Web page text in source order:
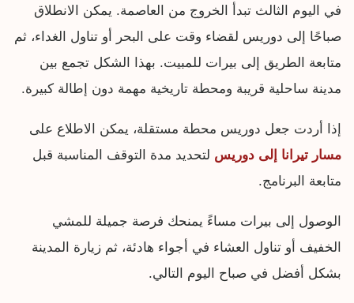
في اليوم الثالث تبدأ الخروج من العاصمة. يمكن الانطلاق
صباحًا إلى دوريس لقضاء وقت على البحر أو تناول الغداء، ثم
متابعة الطريق إلى بيرات للمبيت. بهذا الشكل تجمع بين
مدينة ساحلية قريبة ومحطة تاريخية مهمة دون إطالة كبيرة.
إذا أردت جعل دوريس محطة مستقلة، يمكن الاطلاع على
مسار تيرانا إلى دوريس لتحديد مدة التوقف المناسبة قبل
متابعة البرنامج.
الوصول إلى بيرات مساءً يمنحك فرصة جميلة للمشي
الخفيف أو تناول العشاء في أجواء هادئة، ثم زيارة المدينة
بشكل أفضل في صباح اليوم التالي.